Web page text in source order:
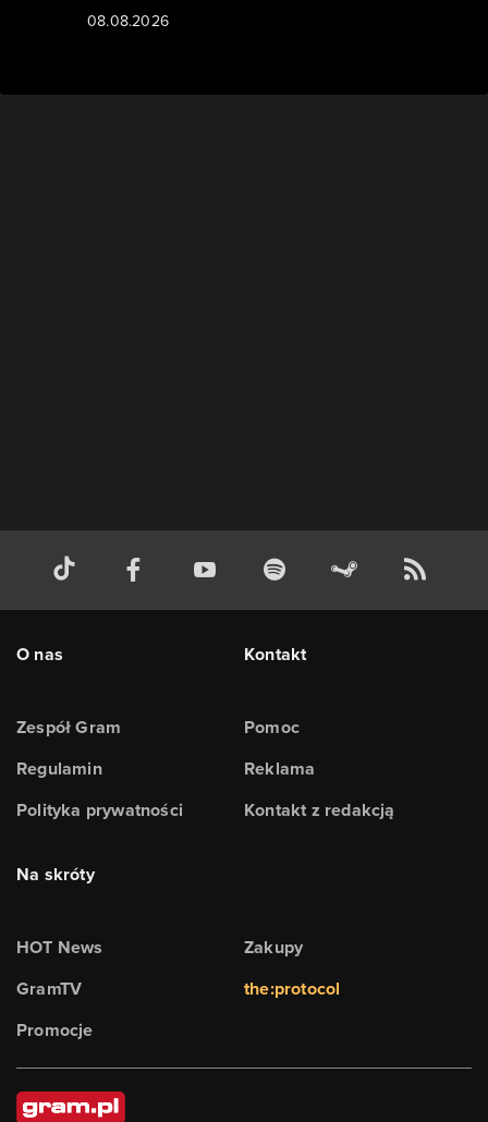
08.08.2026
O nas
Zespół Gram
Regulamin
Polityka prywatności
Kontakt
Pomoc
Reklama
Kontakt z redakcją
Na skróty
HOT News
GramTV
Promocje
Zakupy
the:protocol